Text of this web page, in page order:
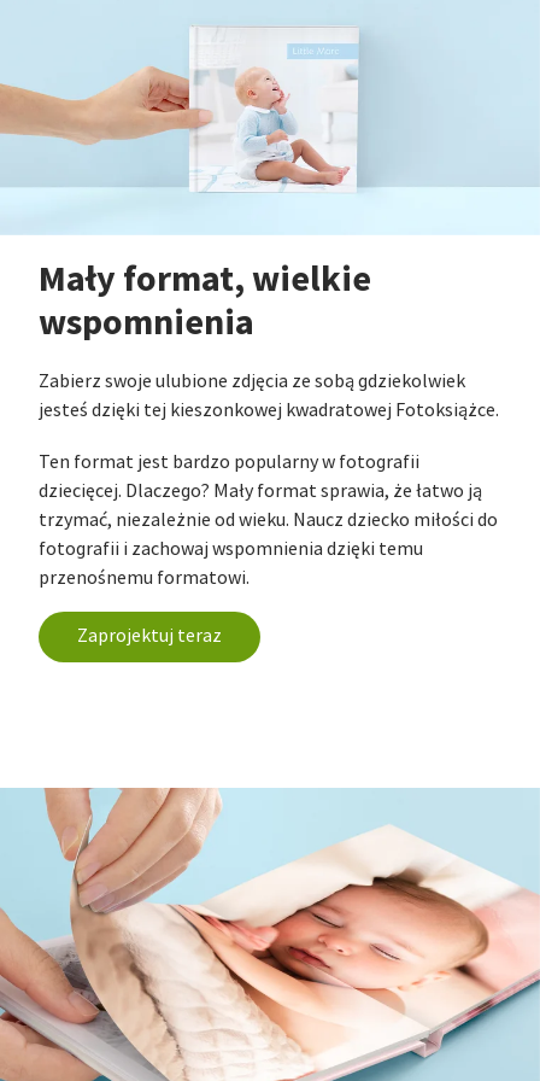
album zrobiony
żeby miał swoje
opakowanie do
Następnym
w zestawie z
Mały format, wielkie
wspomnienia
Zabierz swoje ulubione zdjęcia ze sobą gdziekolwiek
jesteś dzięki tej kieszonkowej kwadratowej Fotoksiążce.
Ten format jest bardzo popularny w fotografii
dziecięcej. Dlaczego? Mały format sprawia, że łatwo ją
trzymać, niezależnie od wieku. Naucz dziecko miłości do
fotografii i zachowaj wspomnienia dzięki temu
przenośnemu formatowi.
Zaprojektuj teraz